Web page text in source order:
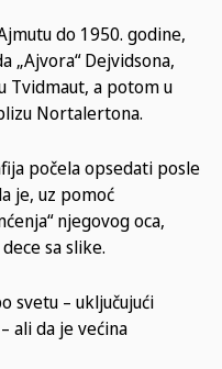
do 1950. godine,
„Ajvora“ Dejvidsona,
Tvidmaut, a potom u
Nortalertona.
počela opsedati posle
je, uz pomoć
njegovog oca,
sa slike.
svetu – uključujući
ali da je većina